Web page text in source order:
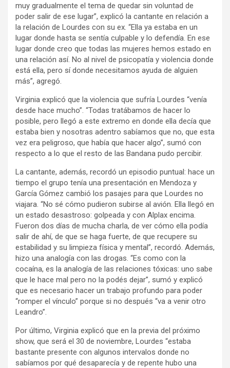
muy gradualmente el tema de quedar sin voluntad de
poder salir de ese lugar”, explicó la cantante en relación a
la relación de Lourdes con su ex. “Ella ya estaba en un
lugar donde hasta se sentía culpable y lo defendía. En ese
lugar donde creo que todas las mujeres hemos estado en
una relación así. No al nivel de psicopatía y violencia donde
está ella, pero sí donde necesitamos ayuda de alguien
más”, agregó.
Virginia explicó que la violencia que sufría Lourdes “venía
desde hace mucho”. “Todas tratábamos de hacer lo
posible, pero llegó a este extremo en donde ella decía que
estaba bien y nosotras adentro sabíamos que no, que esta
vez era peligroso, que había que hacer algo”, sumó con
respecto a lo que el resto de las Bandana pudo percibir.
La cantante, además, recordó un episodio puntual: hace un
tiempo el grupo tenía una presentación en Mendoza y
García Gómez cambió los pasajes para que Lourdes no
viajara. “No sé cómo pudieron subirse al avión. Ella llegó en
un estado desastroso: golpeada y con Alplax encima.
Fueron dos días de mucha charla, de ver cómo ella podía
salir de ahí, de que se haga fuerte, de que recupere su
estabilidad y su limpieza física y mental”, recordó. Además,
hizo una analogía con las drogas. “Es como con la
cocaína, es la analogía de las relaciones tóxicas: uno sabe
que le hace mal pero no la podés dejar”, sumó y explicó
que es necesario hacer un trabajo profundo para poder
“romper el vínculo” porque si no después “va a venir otro
Leandro”.
Por último, Virginia explicó que en la previa del próximo
show, que será el 30 de noviembre, Lourdes “estaba
bastante presente con algunos intervalos donde no
sabíamos por qué desaparecía y de repente hubo una